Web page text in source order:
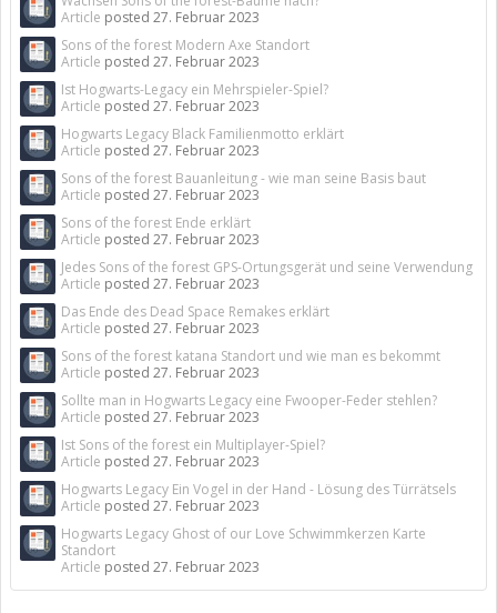
Article posted 27. Februar 2023
Sons of the forest Modern Axe Standort
Article posted 27. Februar 2023
Ist Hogwarts-Legacy ein Mehrspieler-Spiel?
Article posted 27. Februar 2023
Hogwarts Legacy Black Familienmotto erklärt
Article posted 27. Februar 2023
Sons of the forest Bauanleitung - wie man seine Basis baut
Article posted 27. Februar 2023
Sons of the forest Ende erklärt
Article posted 27. Februar 2023
Jedes Sons of the forest GPS-Ortungsgerät und seine Verwendung
Article posted 27. Februar 2023
Das Ende des Dead Space Remakes erklärt
Article posted 27. Februar 2023
Sons of the forest katana Standort und wie man es bekommt
Article posted 27. Februar 2023
Sollte man in Hogwarts Legacy eine Fwooper-Feder stehlen?
Article posted 27. Februar 2023
Ist Sons of the forest ein Multiplayer-Spiel?
Article posted 27. Februar 2023
Hogwarts Legacy Ein Vogel in der Hand - Lösung des Türrätsels
Article posted 27. Februar 2023
Hogwarts Legacy Ghost of our Love Schwimmkerzen Karte
Standort
Article posted 27. Februar 2023